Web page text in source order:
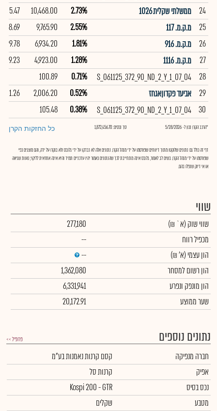
24
ממשלתי שקלית 1026 2.73%
10,468.00
105.47
25
מ.ק.מ. 117 2.55%
9,765.90
98.69
26
מ.ק.מ. 916 1.81%
6,934.20
99.78
27
מ.ק.מ. 1116 1.28%
4,923.00
99.23
28
S_061125_372_90_ND_2_Y_1_07_04
0.71%
100.89
29
אביעד פקדוןאגחז 0.52%
2,006.20
101.26
30
S_061125_372_90_ND_2_Y_1_07_04
0.38%
105.48
*הרכב הקרן נכון ל- 5/28/2026 סך נכסים: 1,872,456.70 כל החזקות הקרן
דף זה כולל גם נתונים שלוקטו מתוך דיווחים שפורסמו על ידי מנהל הקרן. נתונים אלה לא נבדקו על ידי גלובס ולא בוקרו על ידה, והם מוצגים כפי
שפורסמו על ידי מנהל הקרן. בשים לב לאמור, גלובס אינה מתחייבת לכך שהנתונים כאמור יהיו עדכניים תמיד והיא אינה אחראית לליקוי, טעות שגיאה
או אי דיוק שנפלו בהם.
שווי
שווי שוק (א` ₪)
277,180
מכפיל רווח
--
הון עצמי (א' ₪)
--
הון רשום למסחר
1,362,080
הון מונפק ונפרע
6,331,941
שער ממוצע
20,172.91
נתונים נוספים פרופיל >>
חברה מנפיקה
קסם קרנות נאמנות בע"מ
אפיק
קרנות סל
נכס בסיס
Kospi 200 - GTR
מטבע
שקלים